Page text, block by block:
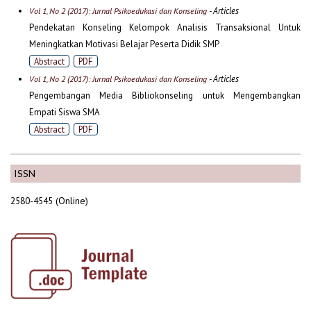
ISSN
2580-4545 (Online)
Vol 1, No 2 (2017): Jurnal Psikoedukasi dan Konseling- Articles
Pendekatan Konseling Kelompok Analisis Transaksional Untuk
Meningkatkan Motivasi Belajar Peserta Didik SMP
Abstract PDF
Vol 1, No 2 (2017): Jurnal Psikoedukasi dan Konseling- Articles
Pengembangan Media Bibliokonseling untuk Mengembangkan
Empati Siswa SMA
Abstract PDF